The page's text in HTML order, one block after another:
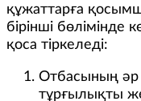
құжаттарға
бірінші бөлімінде
қоса тіркеледі:
Отбасының әр
тұрғылықты